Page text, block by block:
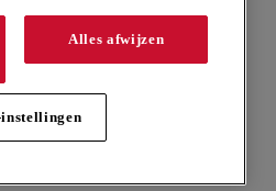
I'd like to remove
from My Spices?
Alles afwijzen